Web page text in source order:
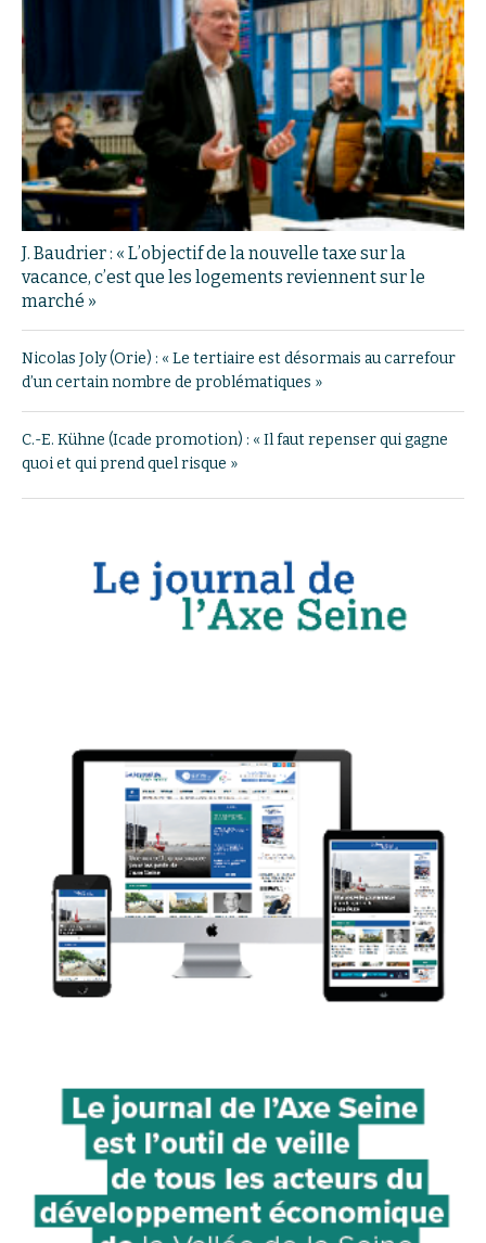
J. Baudrier : « L’objectif de la nouvelle taxe sur la
vacance, c’est que les logements reviennent sur le
marché »
Nicolas Joly (Orie) : « Le tertiaire est désormais au carrefour
d’un certain nombre de problématiques »
C.-E. Kühne (Icade promotion) : « Il faut repenser qui gagne
quoi et qui prend quel risque »